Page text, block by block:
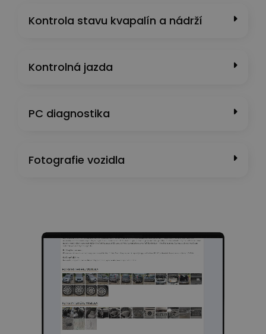
Kontrola stavu kvapalín a nádrží
Kontrolná jazda
PC diagnostika
Fotografie vozidla